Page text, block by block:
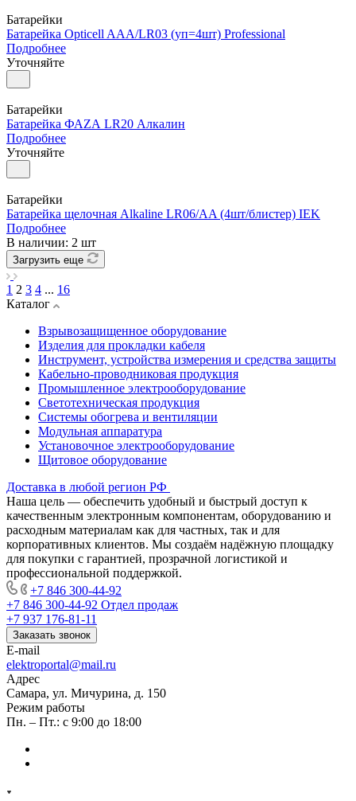
Батарейки
Батарейка Opticell AAА/LR03 (уп=4шт) Professional
Подробнее
Уточняйте
Батарейки
Батарейка ФАZА LR20 Алкалин
Подробнее
Уточняйте
Батарейки
Батарейка щелочная Alkaline LR06/AA (4шт/блистер) IEK
Подробнее
В наличии: 2 шт
Загрузить еще
1 2 3 4 ... 16
Каталог
Взрывозащищенное оборудование
Изделия для прокладки кабеля
Инструмент, устройства измерения и средства защиты
Кабельно-проводниковая продукция
Промышленное электрооборудование
Светотехническая продукция
Системы обогрева и вентиляции
Модульная аппаратура
Установочное электрооборудование
Щитовое оборудование
Доставка в любой регион РФ
Наша цель — обеспечить удобный и быстрый доступ к
качественным электронным компонентам, оборудованию и
расходным материалам как для частных, так и для
корпоративных клиентов. Мы создаём надёжную площадку
для покупки с гарантией, прозрачной логистикой и
профессиональной поддержкой.
+7 846 300-44-92
+7 846 300-44-92 Отдел продаж
+7 937 176-81-11
Заказать звонок
E-mail
elektroportal@mail.ru
Адрес
Самара, ул. Мичурина, д. 150
Режим работы
Пн. – Пт.: с 9:00 до 18:00